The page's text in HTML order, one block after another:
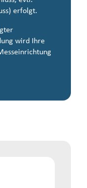
erfolgt.
wird Ihre